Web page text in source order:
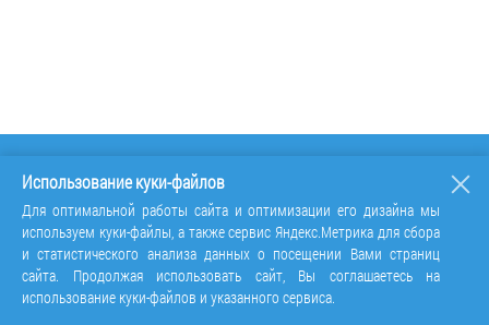
Использование куки-файлов
Для оптимальной работы сайта и оптимизации его дизайна мы
используем куки-файлы, а также сервис Яндекс.Метрика для сбора
и статистического анализа данных о посещении Вами страниц
сайта. Продолжая использовать сайт, Вы соглашаетесь на
использование куки-файлов и указанного сервиса.